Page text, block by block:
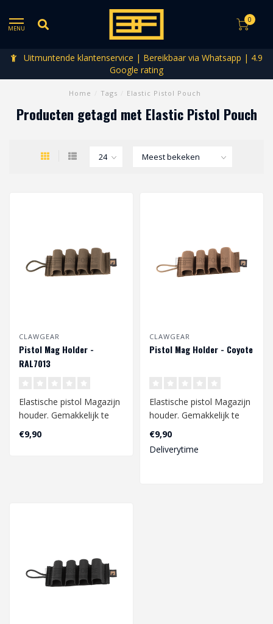
MENU
0
Uitmuntende klantenservice | Bereikbaar via Whatsapp | 4.9
Google rating
Home Tags Elastic Pistol Pouch
Producten getagd met Elastic Pistol Pouch
CLAWGEAR
Pistol Mag Holder -
RAL7013
Elastische pistol Magazijn
houder. Gemakkelijk te
bevestigen aan elk
klittenband..
€9,90
CLAWGEAR
Pistol Mag Holder - Coyote
Elastische pistol Magazijn
houder. Gemakkelijk te
bevestigen aan elk
klittenband..
€9,90
Deliverytime